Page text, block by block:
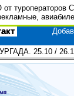
от туроператоров
25.10 /